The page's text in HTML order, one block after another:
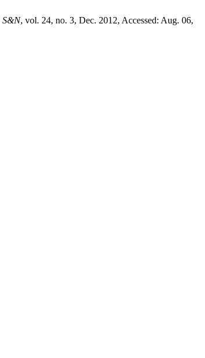
S&N, vol. 24, no. 3, Dec. 2012, Accessed: Aug. 06,